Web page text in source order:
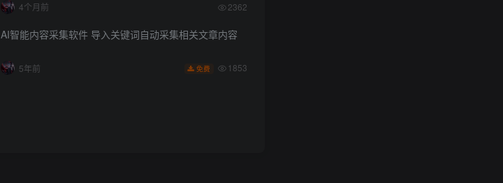
4个月前 2362
AI智能内容采集软件 导入关键词自动采集相关文章内容
5年前 免费 1853